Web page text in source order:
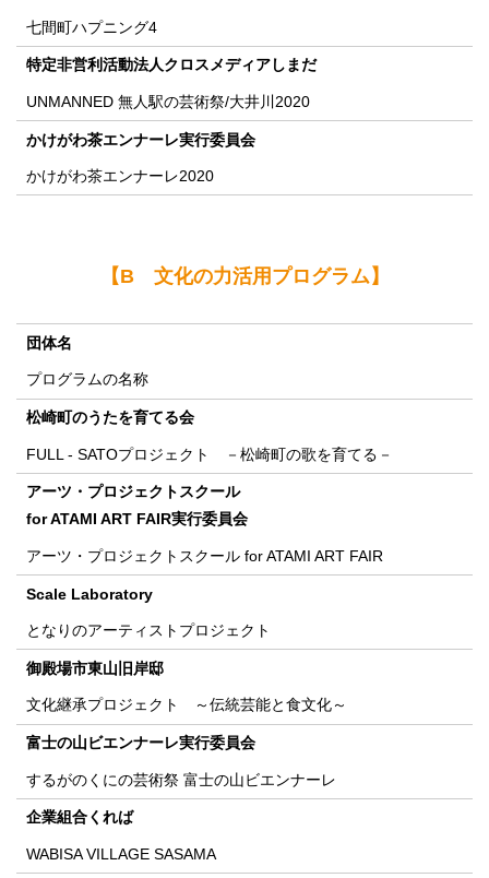
七間町ハプニング4
特定非営利活動法人クロスメディアしまだ
UNMANNED 無人駅の芸術祭/大井川2020
かけがわ茶エンナーレ実行委員会
かけがわ茶エンナーレ2020
【B 文化の力活用プログラム】
団体名
プログラムの名称
松崎町のうたを育てる会
FULL - SATOプロジェクト －松崎町の歌を育てる－
アーツ・プロジェクトスクール
for ATAMI ART FAIR実行委員会
アーツ・プロジェクトスクール for ATAMI ART FAIR
Scale Laboratory
となりのアーティストプロジェクト
御殿場市東山旧岸邸
文化継承プロジェクト ～伝統芸能と食文化～
富士の山ビエンナーレ実行委員会
するがのくにの芸術祭 富士の山ビエンナーレ
企業組合くれば
WABISA VILLAGE SASAMA